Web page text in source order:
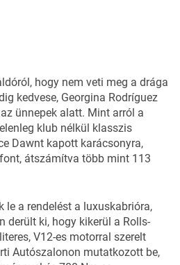
hogy nem veti meg a drága
kedvese, Georgina Rodríguez
ünnepek alatt. Mint arról a
klub nélkül klasszis
Dawnt kapott karácsonyra,
átszámítva több mint 113
le a rendelést a luxuskabrióra,
derült ki, hogy kikerül a Rolls-
V12-es motorral szerelt
Autószalonon mutatkozott be,